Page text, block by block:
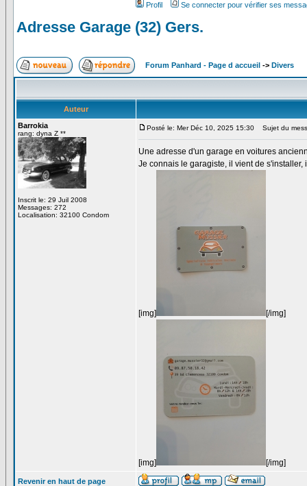
Profil
Se connecter pour vérifier ses
Adresse Garage (32) Gers.
Forum Panhard - Page d accueil -> Divers
Auteur
Barrokia
rang: dyna Z **
Inscrit le: 29 Juil 2008
Messages: 272
Localisation: 32100 Condom
Posté le: Mer Déc 10, 2025 15:30 Sujet du
Une adresse d'un garage en voitures
Je connais le garagiste, il vient de
[img] [/img]
[img] [/img]
Revenir en haut de page